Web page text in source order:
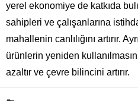
yerel ekonomiye de katkıda
sahipleri ve çalışanlarına
mahallenin canlılığını artırır.
ürünlerin yeniden
azaltır ve çevre bilincini artırır.